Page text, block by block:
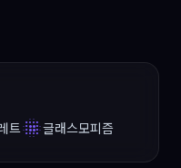
트blur_on글래스모피즘